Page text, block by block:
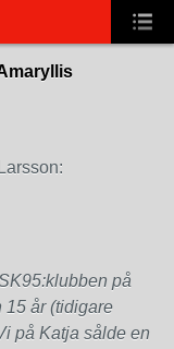
på
15 år (tidigare
på Katja sålde en